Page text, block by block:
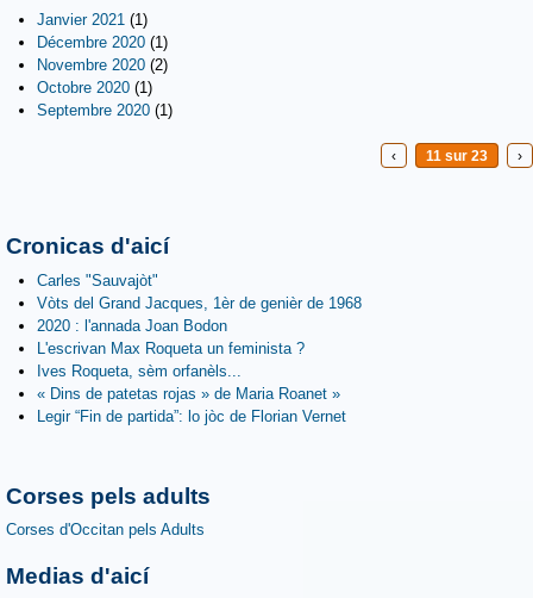
Janvier 2021 (1)
Décembre 2020 (1)
Novembre 2020 (2)
Octobre 2020 (1)
Septembre 2020 (1)
‹ 11 sur 23 ›
Cronicas d'aicí
Carles "Sauvajòt"
Vòts del Grand Jacques, 1èr de genièr de 1968
2020 : l'annada Joan Bodon
L'escrivan Max Roqueta un feminista ?
Ives Roqueta, sèm orfanèls...
« Dins de patetas rojas » de Maria Roanet »
Legir “Fin de partida”: lo jòc de Florian Vernet
Corses pels adults
Corses d'Occitan pels Adults
Medias d'aicí